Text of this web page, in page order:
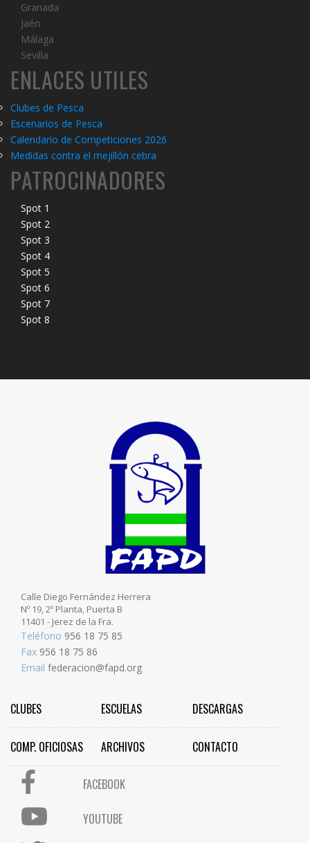
Granada
Jaén
Málaga
Sevilla
ENLACES UTILES
Clubes de Pesca
Escenarios de Pesca
Calendario de Competiciones 2026
Medidas contra el mejillón cebra
PATROCINADORES
Spot 1
Spot 2
Spot 3
Spot 4
Spot 5
Spot 6
Spot 7
Spot 8
Calle Diego Fernández Herrera
Nº 19, 2º Planta, Puerta B
11401 - Jerez de la Fra.
Teléfono 956 18 75 85
Fax 956 18 75 86
Email federacion@fapd.org
CLUBES ESCUELAS DESCARGAS
COMP. OFICIOSAS ARCHIVOS CONTACTO
FACEBOOK
YOUTUBE